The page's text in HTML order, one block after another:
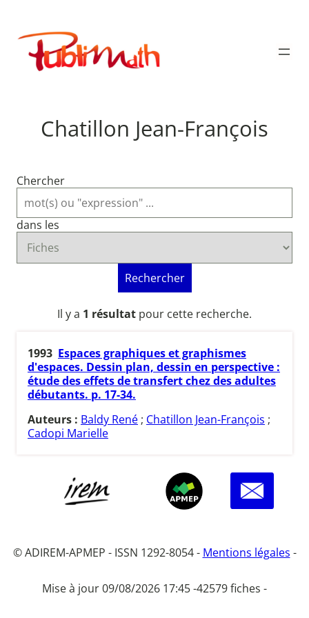
contenu
Publimath
Chatillon Jean-François
Chercher
dans les
Rechercher
Il y a 1 résultat pour cette recherche.
1993 Espaces graphiques et graphismes
d'espaces. Dessin plan, dessin en perspective :
étude des effets de transfert chez des adultes
débutants. p. 17-34.
Auteurs : Baldy René ; Chatillon Jean-François ;
Cadopi Marielle
© ADIREM-APMEP - ISSN 1292-8054 - Mentions légales -
Mise à jour 09/08/2026 17:45 -42579 fiches -